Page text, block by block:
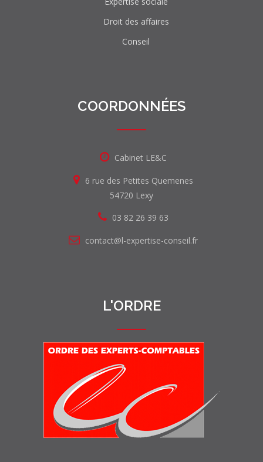
Droit des affaires
Conseil
COORDONNÉES
Cabinet LE&C
6 rue des Petites Quemenes
54720 Lexy
03 82 26 39 63
contact@l-expertise-conseil.fr
L'ORDRE